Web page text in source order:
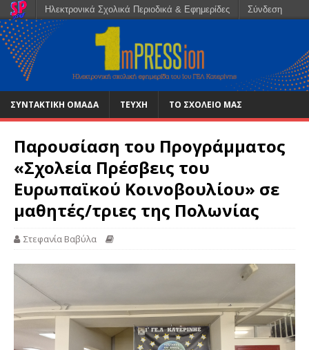
ΣΥΝΤΑΚΤΙΚΗ ΟΜΑΔΑ ΤΕΥΧΗ ΤΟ ΣΧΟΛΕΙΟ ΜΑΣ
Παρουσίαση του Προγράμματος
«Σχολεία Πρέσβεις του
Ευρωπαϊκού Κοινοβουλίου» σε
μαθητές/τριες της Πολωνίας
Στεφανία Βαβύλα
Ηλεκτρονικά Σχολικά Περιοδικά & Εφημερίδες Σύνδεση